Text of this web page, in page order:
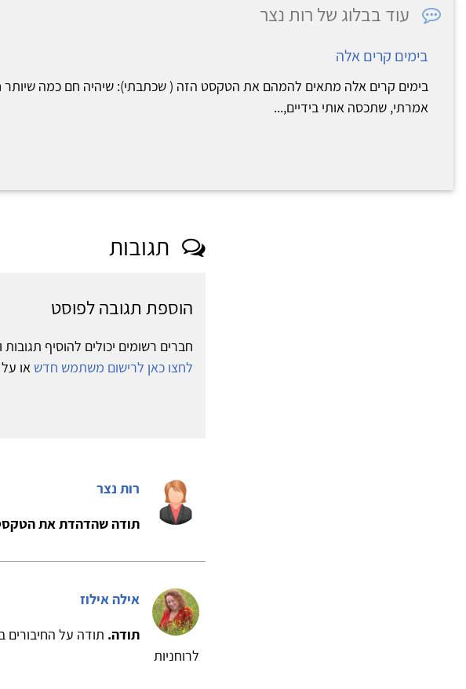
עוד בבלוג של רות נצר
בימים קרים אלה
בימים קרים אלה מתאים להמהם את הטקסט הזה ( שכתבתי): שיהיה חם כמה שיותר
אמרתי, שתכסה אותי בידיים,...
תגובות
חברים רשומים יכולים להוסיף תגובות